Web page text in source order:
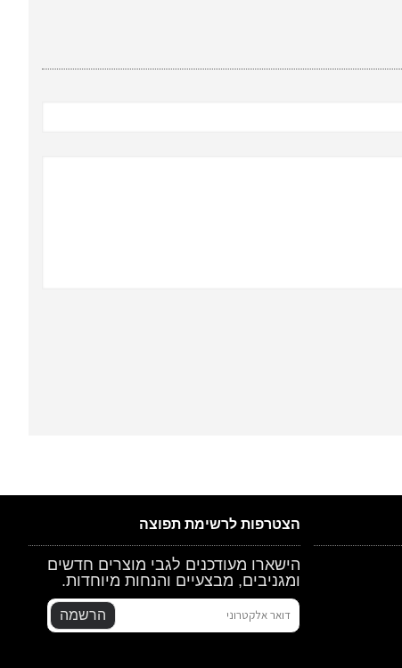
הצטרפות לרשימת תפוצה
הישארו מעודכנים לגבי מוצרים חדשים
ומגניבים, מבצעיים והנחות מיוחדות.
הרשמה